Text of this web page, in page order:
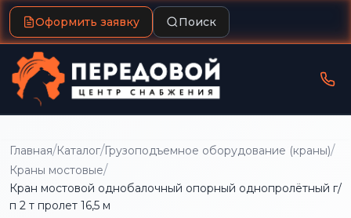
Оформить заявку Поиск
Главная/Каталог/Грузоподъемное оборудование (краны)/
Краны мостовые/
Кран мостовой однобалочный опорный однопролётный г/
п 2 т пролет 16,5 м